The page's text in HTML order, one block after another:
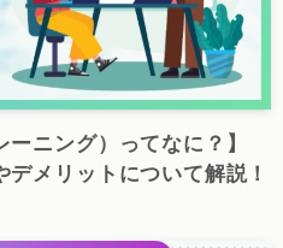
ーニング）ってなに？】
メリットについて解説！